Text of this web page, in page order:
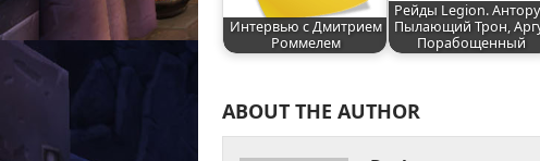
Интервью с Дмитрием
Роммелем
Рейды Legion.
Пылающий Трон,
Порабощенный
ABOUT THE AUTHOR